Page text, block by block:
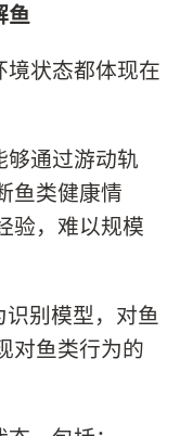
鱼
状态都体现在
通过游动轨
鱼类健康情
验，难以规模
别模型，对鱼
对鱼类行为的